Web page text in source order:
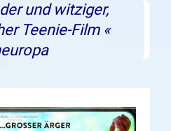
und witziger,
Teenie-Film «